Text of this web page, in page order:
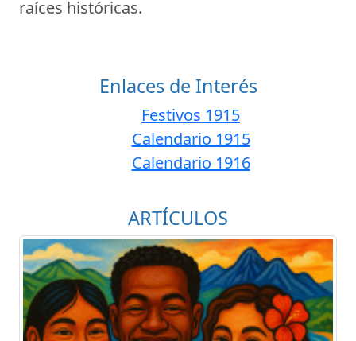
raíces históricas.
Enlaces de Interés
Festivos 1915
Calendario 1915
Calendario 1916
ARTÍCULOS